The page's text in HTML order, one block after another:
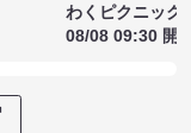
わくピクニック
08/08 09:30 開